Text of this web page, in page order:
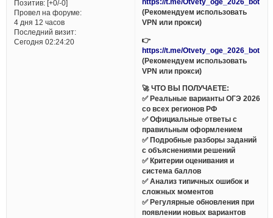
Позитив: [+0/-0]
Провел на форуме:
4 дня 12 часов
Последний визит:
Сегодня 02:24:20
https://t.me/Otvety_oge_2026_bot
(Рекомендуем использовать
VPN или прокси)
👉
https://t.me/Otvety_oge_2026_bot
(Рекомендуем использовать
VPN или прокси)
🚀 ЧТО ВЫ ПОЛУЧАЕТЕ:
✅ Реальные варианты ОГЭ 2026
со всех регионов РФ
✅ Официальные ответы с
правильным оформлением
✅ Подробные разборы заданий
с объяснениями решений
✅ Критерии оценивания и
система баллов
✅ Анализ типичных ошибок и
сложных моментов
✅ Регулярные обновления при
появлении новых вариантов